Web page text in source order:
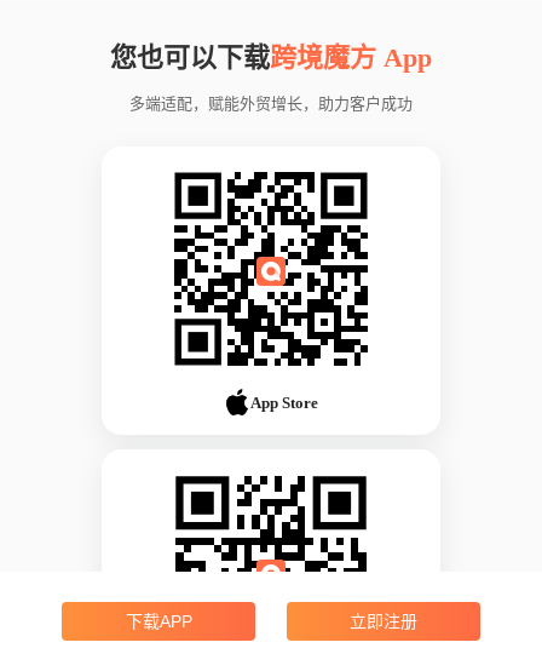
您也可以下载跨境魔方 App
多端适配，赋能外贸增长，助力客户成功
App Store
下载APP 立即注册